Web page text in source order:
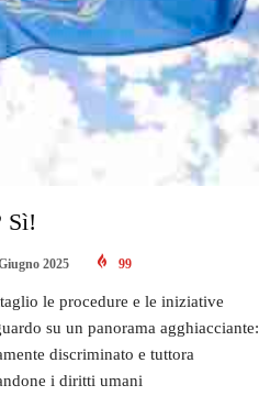
Sì!
2025 99
le procedure e le iniziative
su un panorama agghiacciante:
discriminato e tuttora
i diritti umani